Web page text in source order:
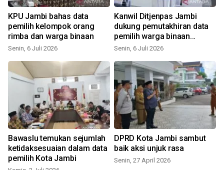
KPU Jambi bahas data
pemilih kelompok orang
rimba dan warga binaan
Senin, 6 Juli 2026
Kanwil Ditjenpas Jambi
dukung pemutakhiran data
pemilih warga binaan
pemasyarakatan
Senin, 6 Juli 2026
Bawaslu temukan sejumlah
ketidaksesuaian dalam data
pemilih Kota Jambi
DPRD Kota Jambi sambut
baik aksi unjuk rasa
Senin, 27 April 2026